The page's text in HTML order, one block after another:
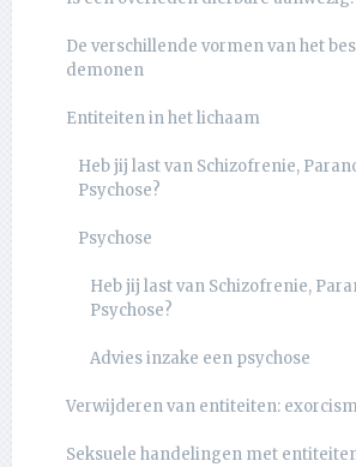
De verschillende vormen van het
demonen
Entiteiten in het lichaam
Heb jij last van Schizofrenie,
Psychose?
Psychose
Heb jij last van Schizofrenie,
Psychose?
Advies inzake een psychose
Verwijderen van entiteiten:
Seksuele handelingen met